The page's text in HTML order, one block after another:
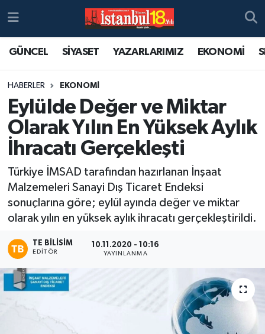
GÜNCEL SİYASET YAZARLARIMIZ EKONOMİ
HABERLER EKONOMİ
Eylülde Değer ve Miktar
Olarak Yılın En Yüksek Aylık
İhracatı Gerçekleşti
Türkiye İMSAD tarafından hazırlanan İnşaat
Malzemeleri Sanayi Dış Ticaret Endeksi
sonuçlarına göre; eylül ayında değer ve miktar
olarak yılın en yüksek aylık ihracatı gerçekleştirildi.
TE BILISIM
EDITÖR
10.11.2020 - 10:16
YAYINLANMA